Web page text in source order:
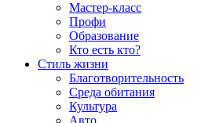
Мастер-класс
Профи
Образование
Кто есть кто?
Стиль жизни
Благотворительность
Среда обитания
Культура
Авто